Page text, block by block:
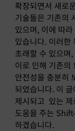
확장되면서 새로
기술들은 기존의
있으며, 이에 따
있습니다. 이러한
초래할 수 있으며
이로 인해 기존의
안전성을 충분히
되었습니다. 이
제시되고 있는
도움을 주는
하겠습니다.